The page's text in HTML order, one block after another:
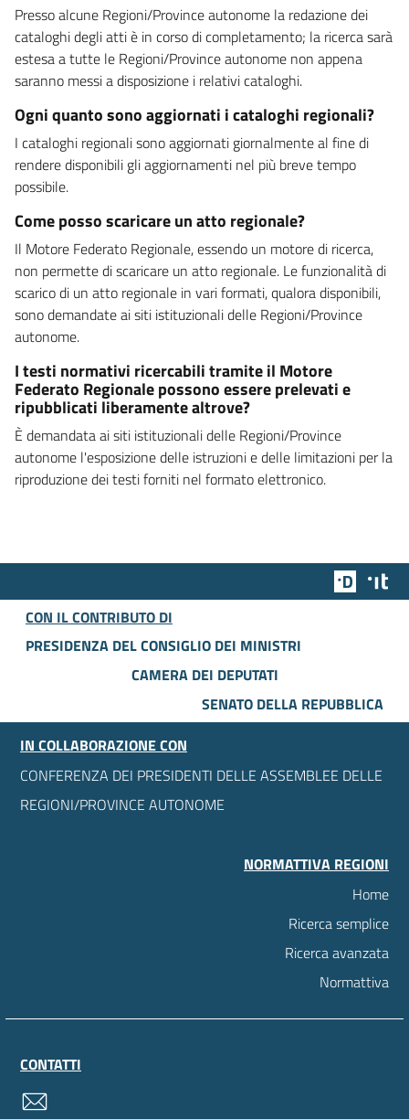
Presso alcune Regioni/Province autonome la redazione dei
cataloghi degli atti è in corso di completamento; la ricerca sarà
estesa a tutte le Regioni/Province autonome non appena
saranno messi a disposizione i relativi cataloghi.
Ogni quanto sono aggiornati i cataloghi regionali?
I cataloghi regionali sono aggiornati giornalmente al fine di
rendere disponibili gli aggiornamenti nel più breve tempo
possibile.
Come posso scaricare un atto regionale?
Il Motore Federato Regionale, essendo un motore di ricerca,
non permette di scaricare un atto regionale. Le funzionalità di
scarico di un atto regionale in vari formati, qualora disponibili,
sono demandate ai siti istituzionali delle Regioni/Province
autonome.
I testi normativi ricercabili tramite il Motore
Federato Regionale possono essere prelevati e
ripubblicati liberamente altrove?
È demandata ai siti istituzionali delle Regioni/Province
autonome l'esposizione delle istruzioni e delle limitazioni per la
riproduzione dei testi forniti nel formato elettronico.
Team
CON IL CONTRIBUTO DI
PRESIDENZA DEL CONSIGLIO DEI MINISTRI
CAMERA DEI DEPUTATI
SENATO DELLA REPUBBLICA
IN COLLABORAZIONE CON
CONFERENZA DEI PRESIDENTI DELLE ASSEMBLEE DELLE
REGIONI/PROVINCE AUTONOME
NORMATTIVA REGIONI
Home
Ricerca semplice
Ricerca avanzata
Normattiva
CONTATTI